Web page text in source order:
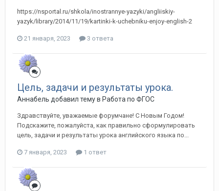
https://nsportal.ru/shkola/inostrannye-yazyki/angliiskiy-
yazyk/library/2014/11/19/kartinki-k-uchebniku-enjoy-english-2
21 января, 2023 3 ответа
Цель, задачи и результаты урока.
Аннабель добавил тему в Работа по ФГОС
Здравствуйте, уважаемые форумчане! С Новым Годом!
Подскажите, пожалуйста, как правильно сформулировать
цель, задачи и результаты урока английского языка по...
7 января, 2023 1 ответ